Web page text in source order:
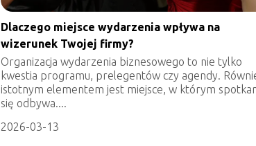
Dlaczego miejsce wydarzenia wpływa na
wizerunek Twojej firmy?
Organizacja wydarzenia biznesowego to nie tylko
kwestia programu, prelegentów czy agendy.
istotnym elementem jest miejsce, w którym
się odbywa....
2026-03-13